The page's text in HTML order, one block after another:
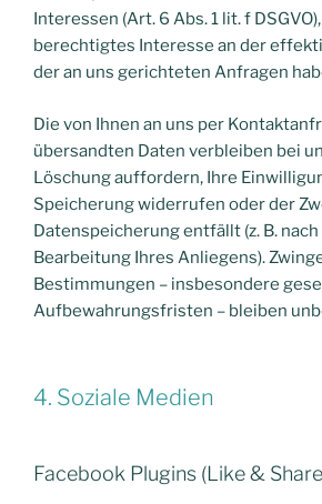
Interessen (Art. 6 Abs. 1 lit. f
berechtigtes Interesse an der
der an uns gerichteten Anfragen
Die von Ihnen an uns per
übersandten Daten verbleiben bei
Löschung auffordern, Ihre
Speicherung widerrufen oder der
Datenspeicherung entfällt (z. B.
Bearbeitung Ihres Anliegens).
Bestimmungen – insbesondere
Aufbewahrungsfristen – bleiben
4. Soziale Medien
Facebook Plugins (Like &